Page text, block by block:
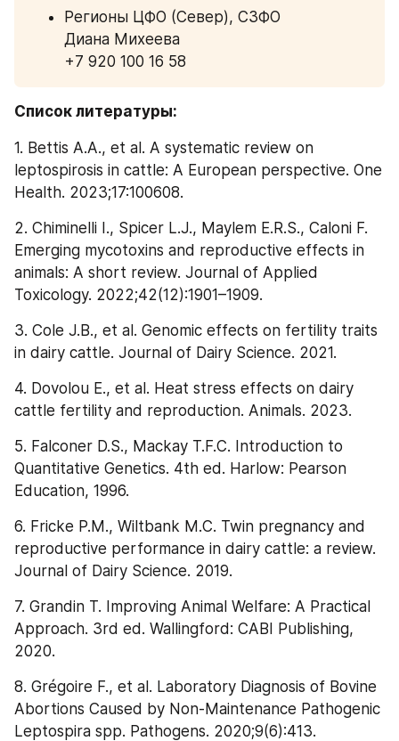
Регионы ЦФО (Север), СЗФО
Диана Михеева
+7 920 100 16 58
Список литературы:
1. Bettis A.A., et al. A systematic review on
leptospirosis in cattle: A European perspective. One
Health. 2023;17:100608.
2. Chiminelli I., Spicer L.J., Maylem E.R.S., Caloni F.
Emerging mycotoxins and reproductive effects in
animals: A short review. Journal of Applied
Toxicology. 2022;42(12):1901–1909.
3. Cole J.B., et al. Genomic effects on fertility traits
in dairy cattle. Journal of Dairy Science. 2021.
4. Dovolou E., et al. Heat stress effects on dairy
cattle fertility and reproduction. Animals. 2023.
5. Falconer D.S., Mackay T.F.C. Introduction to
Quantitative Genetics. 4th ed. Harlow: Pearson
Education, 1996.
6. Fricke P.M., Wiltbank M.C. Twin pregnancy and
reproductive performance in dairy cattle: a review.
Journal of Dairy Science. 2019.
7. Grandin T. Improving Animal Welfare: A Practical
Approach. 3rd ed. Wallingford: CABI Publishing,
2020.
8. Grégoire F., et al. Laboratory Diagnosis of Bovine
Abortions Caused by Non-Maintenance Pathogenic
Leptospira spp. Pathogens. 2020;9(6):413.